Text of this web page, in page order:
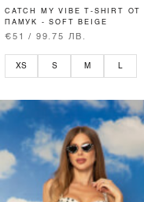
CATCH MY VIBE T-SHIRT ОТ
ПАМУК - SOFT BEIGE
€51 / 99.75 ЛВ.
XS S M L